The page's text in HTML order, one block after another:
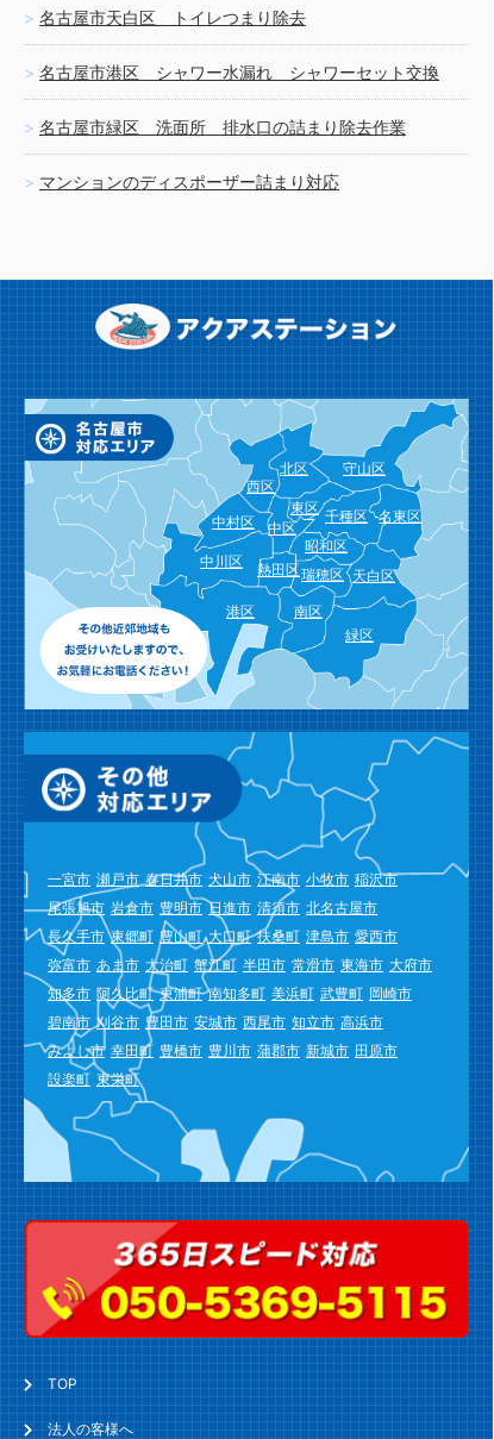
名古屋市天白区 トイレつまり除去
名古屋市港区 シャワー水漏れ シャワーセット交換
名古屋市緑区 洗面所 排水口の詰まり除去作業
マンションのディスポーザー詰まり対応
北区
西区
守山区
東区 名東区
千種区
中区
中村区
昭和区
天白区
瑞穂区
熱田区
中川区
緑区
南区
港区
一宮市 瀬戸市 春日井市 犬山市 江南市 小牧市 稲沢市
尾張旭市 岩倉市 豊明市 日進市 清須市 北名古屋市
長久手市 東郷町 豊山町 大口町 扶桑町 津島市 愛西市
弥富市 あま市 大治町 蟹江町 半田市 常滑市 東海市 大府市
知多市 阿久比町 東浦町 南知多町 美浜町 武豊町 岡崎市
碧南市 刈谷市 豊田市 安城市 西尾市 知立市 高浜市
みよし市 幸田町 豊橋市 豊川市 蒲郡市 新城市 田原市
設楽町 東栄町
TOP
法人の客様へ